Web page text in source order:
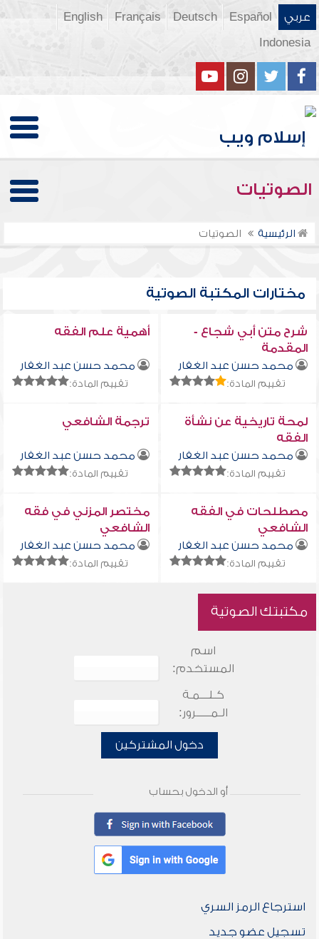
عربي Español
Deutsch
Français
English
Indonesia
الصوتيات
الرئيسية الصوتيات
مختارات المكتبة الصوتية
شرح متن أبي شجاع -
المقدمة
محمد حسن عبد الغفار
تقييم المادة:
أهمية علم الفقه
محمد حسن عبد الغفار
تقييم المادة:
لمحة تاريخية عن نشأة
الفقه
محمد حسن عبد الغفار
تقييم المادة:
ترجمة الشافعي
محمد حسن عبد الغفار
تقييم المادة:
مصطلحات في الفقه
الشافعي
محمد حسن عبد الغفار
تقييم المادة:
مختصر المزني في فقه
الشافعي
محمد حسن عبد الغفار
تقييم المادة:
مكتبتك الصوتية
اسم
المستخدم:
كـلـــمـة
الـمـــــرور:
دخول المشتركين
أو الدخول بحساب
استرجاع الرمز السري
تسجيل عضو جديد